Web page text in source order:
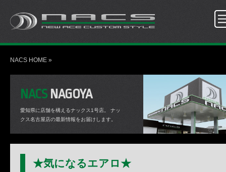
NACS HOME »
NACSNAGOYA
愛知県に店舗を構えるナックス1号店。
ナッ
クス名古屋店の最新情報をお届けします。
★気になるエアロ★